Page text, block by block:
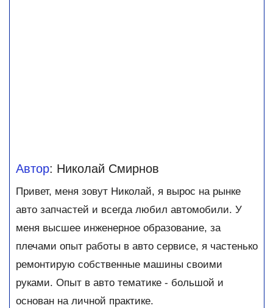
Автор: Николай Смирнов
Привет, меня зовут Николай, я вырос на рынке
авто запчастей и всегда любил автомобили. У
меня высшее инженерное образование, за
плечами опыт работы в авто сервисе, я частенько
ремонтирую собственные машины своими
руками. Опыт в авто тематике - большой и
основан на личной практике.